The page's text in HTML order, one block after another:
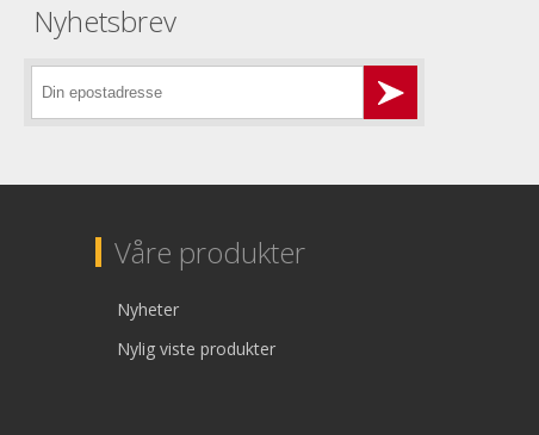
Nyhetsbrev
Våre produkter
Nyheter
Nylig viste produkter